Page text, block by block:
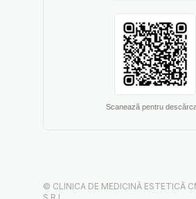
Scanează pentru
© CLINICA DE MEDICINĂ ESTETICĂ